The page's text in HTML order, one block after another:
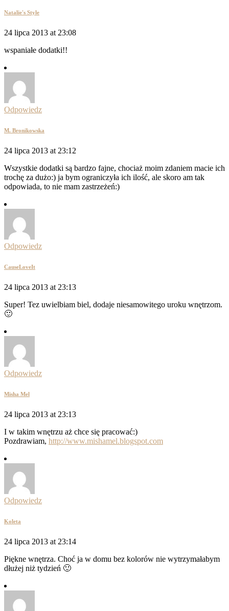
Natalie's Style
24 lipca 2013 at 23:08
wspaniałe dodatki!!
Odpowiedz
M. Bronikowska
24 lipca 2013 at 23:12
Wszystkie dodatki są bardzo fajne, chociaż moim zdaniem macie ich
trochę za dużo:) ja bym ograniczyła ich ilość, ale skoro am tak
odpowiada, to nie mam zastrzeżeń:)
Odpowiedz
CauseLoveIt
24 lipca 2013 at 23:13
Super! Tez uwielbiam biel, dodaje niesamowitego uroku wnętrzom.
🙂
Odpowiedz
Misha Mel
24 lipca 2013 at 23:13
I w takim wnętrzu aż chce się pracować:)
Pozdrawiam, http://www.mishamel.blogspot.com
Odpowiedz
Koleta
24 lipca 2013 at 23:14
Piękne wnętrza. Choć ja w domu bez kolorów nie wytrzymałabym
dłużej niż tydzień 🙂